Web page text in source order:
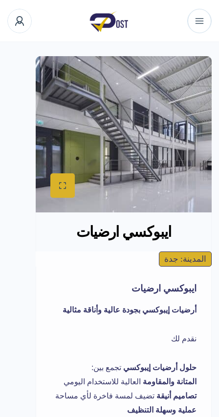
ايبوكسي ارضيات
المدينة: جدة
ايبوكسي ارضيات
أرضيات إيبوكسي بجودة عالية وأناقة مثالية
نقدم لك
حلول أرضيات إيبوكسي تجمع بين:
المتانة والمقاومة العالية للاستخدام اليومي
تصاميم أنيقة تضيف لمسة فاخرة لأي مساحة
عملية وسهلة التنظيف